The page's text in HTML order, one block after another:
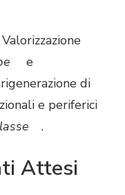
Valorizzazione
e
di
e periferici
.
Attesi